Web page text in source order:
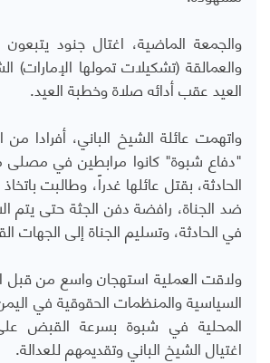
والجمعة الماضية، اغتال جنود
والعمالقة (تشكيلات تمولها الإمارات)
العيد عقب أدائه صلاة وخطبة العيد.
واتهمت عائلة الشيخ الباني، أفرادا
"دفاع شبوة" كانوا مرابطين في مصلى
الحادثة، بقتل عائلها غدراً، وطالبت باتخاذ
ضد الجناة، رافضة دفن الجثة حتى يتم
في الحادثة، وتسليم الجناة إلى الجهات
ولاقت العملية استهجان واسع من قبل
السياسية والمنظمات الحقوقية في
المحلية في شبوة بسرعة القبض
اغتيال الشيخ الباني وتقديمهم للعدالة.